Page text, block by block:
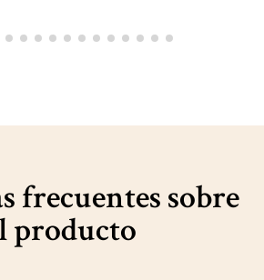
frecuentes sobre
producto